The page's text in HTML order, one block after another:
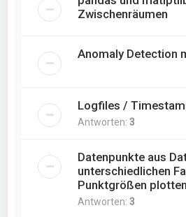
Zwischenräumen
Anomaly Detection
Logfiles /
Antworten:3
Datenpunkte aus
unterschiedlichen
Punktgrößen plotten
Antworten:3